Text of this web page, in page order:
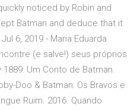
noticed by Robin and
Batman and deduce that it
6, 2019 - Maria Eduarda
(e salve!) seus próprios
Um Conto de Batman.
Doo & Batman: Os Bravos e
Ruim. 2016. Quando